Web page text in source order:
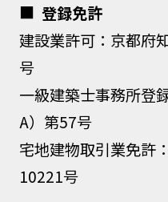
登録免許
建設業許可：京都府
号
一級建築士事務所登
A）第57号
宅地建物取引業免許
10221号